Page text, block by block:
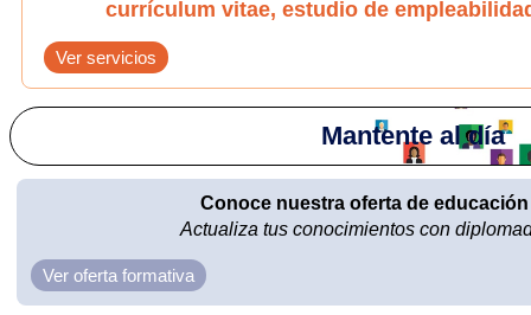
currículum vitae, estudio de
Ver servicios
Mantente al día
Conoce nuestra oferta de
Actualiza tus conocimientos con
Ver oferta formativa